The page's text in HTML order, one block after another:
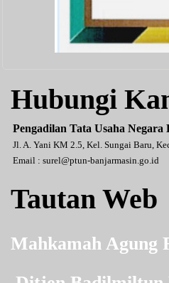
Hubungi
Pengadilan Tata Usaha Negara
Jl. A. Yani KM 2.5, Kel. Sungai Baru,
Email : surel@ptun-banjarmasin.go.id
Tautan Web
Mahkamah Agung